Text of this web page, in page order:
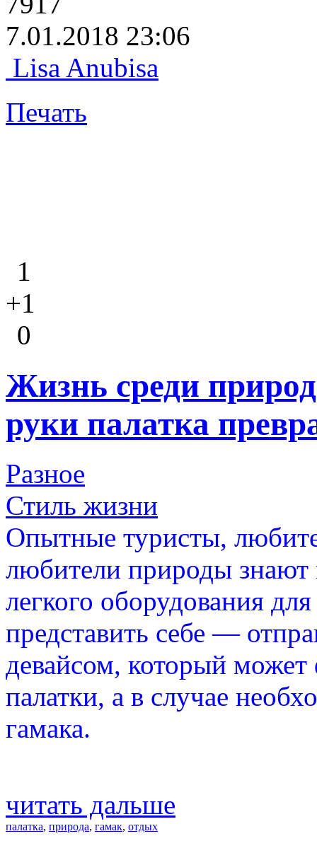
7.01.2018 23:06
Lisa Anubisa
Печать
1
+1
0
Жизнь среди
руки палатка
Разное
Стиль жизни
Опытные туристы,
любители природы знают
легкого оборудования
представить себе —
девайсом, который может
палатки, а в случае
гамака.
читать дальше
палатка, природа, гамак, отдых